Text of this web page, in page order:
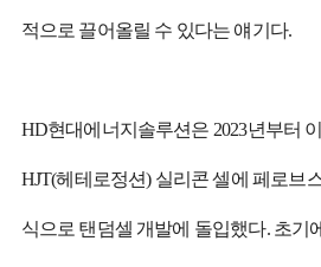
적으로 끌어올릴 수 있다는 얘기다.
HD현대에너지솔루션은 2023년부터
HJT(헤테로정션) 실리콘 셀에 페로브
식으로 탠덤셀 개발에 돌입했다. 초기